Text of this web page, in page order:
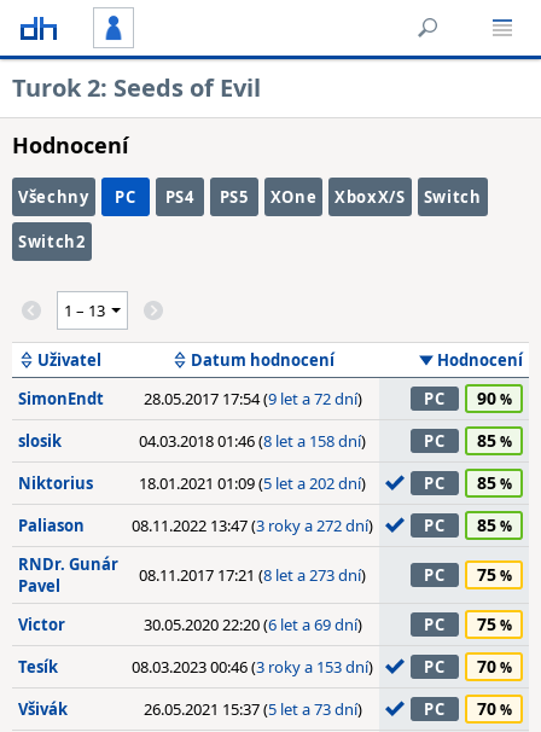
Turok 2: Seeds of Evil
Hodnocení
Všechny PC PS4 PS5 XOne XboxX/S Switch
Switch2
Uživatel Datum hodnocení
Hodnocení
SimonEndt
28.05.2017 17:54 (9 let a 72 dní) PC 90
slosik 04.03.2018 01:46 (8 let a 158 dní) PC 85
Niktorius 18.01.2021 01:09 (5 let a 202 dní) PC 85
Paliason 08.11.2022 13:47 (3 roky a 272 dní) PC 85
RNDr. Gunár
Pavel
08.11.2017 17:21 (8 let a 273 dní) PC 75
Victor 30.05.2020 22:20 (6 let a 69 dní) PC 75
Tesík 08.03.2023 00:46 (3 roky a 153 dní) PC 70
Všivák 26.05.2021 15:37 (5 let a 73 dní) PC 70